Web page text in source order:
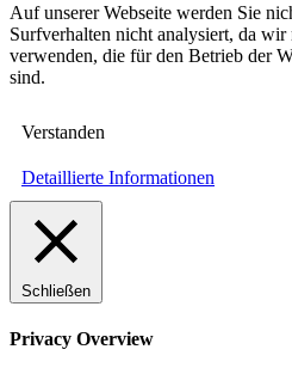
Auf unserer Webseite werden Sie
Surfverhalten nicht analysiert, da wir
verwenden, die für den Betrieb der
sind.
Verstanden
Detaillierte Informationen
Schließen
Privacy Overview